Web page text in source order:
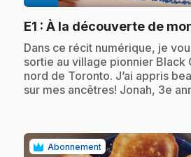
E1 : À la découverte de
.Dans ce récit numérique, je
sortie au village pionnier Black
nord de Toronto. J’ai appris
sur mes ancêtres! Jonah, 3e
Abonnement